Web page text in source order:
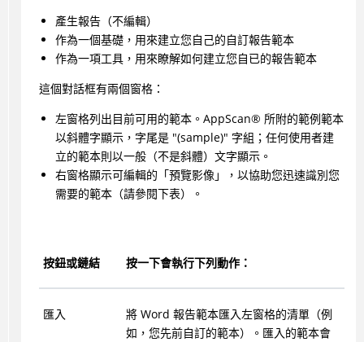
產生報告（不編輯）
作為一個基礎，用來建立您自己的自訂報告範本
作為一項工具，用來瞭解如何建立您自已的報告範本
這個對話框有兩個窗格：
左窗格列出目前可用的範本。 AppScan® 所附的範例範本
以斜體字顯示，字尾是 "(sample)" 字組；任何使用者建
立的範本則以一般（不是斜體）文字顯示。
右窗格顯示可編輯的「預覽影像」，以協助您迅速識別您
需要的範本（請參閱下表）。
按鈕或鏈結 按一下會執行下列動作：
匯入
將 Word 報告範本匯入左窗格的清單（例
如，您先前自訂的範本）。匯入的範本會